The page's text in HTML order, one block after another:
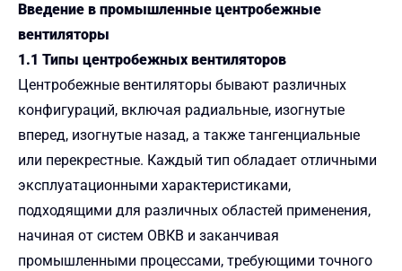
Введение в промышленные центробежные
вентиляторы
1.1 Типы центробежных вентиляторов
Центробежные вентиляторы бывают различных
конфигураций, включая радиальные, изогнутые
вперед, изогнутые назад, а также тангенциальные
или перекрестные. Каждый тип обладает отличными
эксплуатационными характеристиками,
подходящими для различных областей применения,
начиная от систем ОВКВ и заканчивая
промышленными процессами, требующими точного